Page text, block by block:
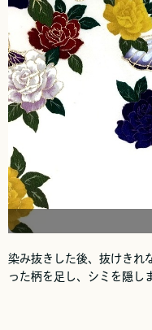
染み抜きした後、抜けきれ
った柄を足し、シミを隠し